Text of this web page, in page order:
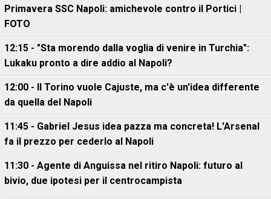
Primavera SSC Napoli: amichevole contro il Portici |
FOTO
12:15 - "Sta morendo dalla voglia di venire in Turchia":
Lukaku pronto a dire addio al Napoli?
12:00 - Il Torino vuole Cajuste, ma c'è un'idea differente
da quella del Napoli
11:45 - Gabriel Jesus idea pazza ma concreta! L'Arsenal
fa il prezzo per cederlo al Napoli
11:30 - Agente di Anguissa nel ritiro Napoli: futuro al
bivio, due ipotesi per il centrocampista